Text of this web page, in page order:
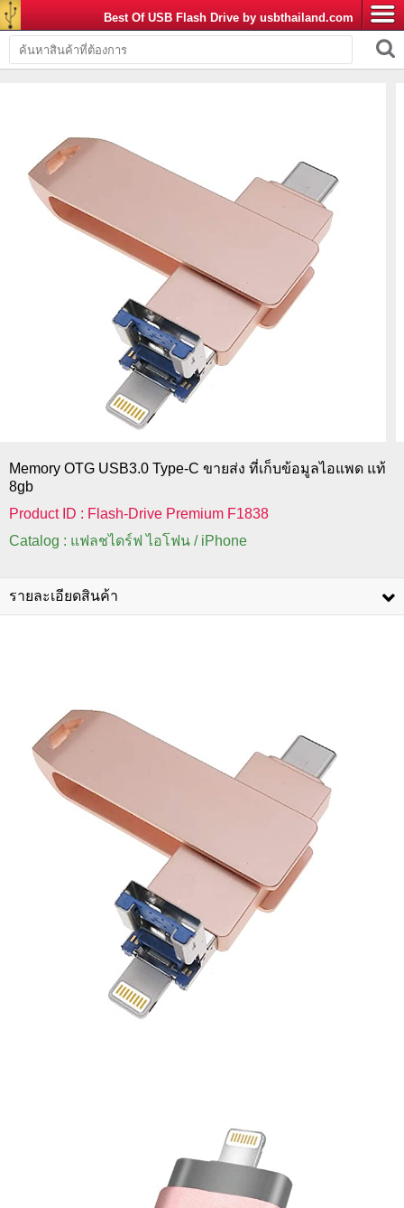
Best Of USB Flash Drive by usbthailand.com
Memory OTG USB3.0 Type-C ขายส่ง ที่เก็บข้อมูลไอแพด แท้
8gb
Product ID : Flash-Drive Premium F1838
Catalog : แฟลชไดร์ฟ ไอโฟน / iPhone
รายละเอียดสินค้า